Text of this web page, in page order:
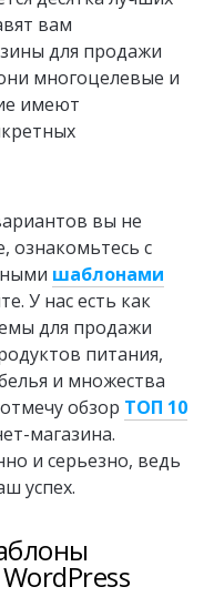
вам
для продажи
многоцелевые и
имеют
вы не
ознакомьтесь с
шаблонами
У нас есть как
для продажи
питания,
и множества
обзор ТОП 10
магазина.
и серьезно, ведь
успех.